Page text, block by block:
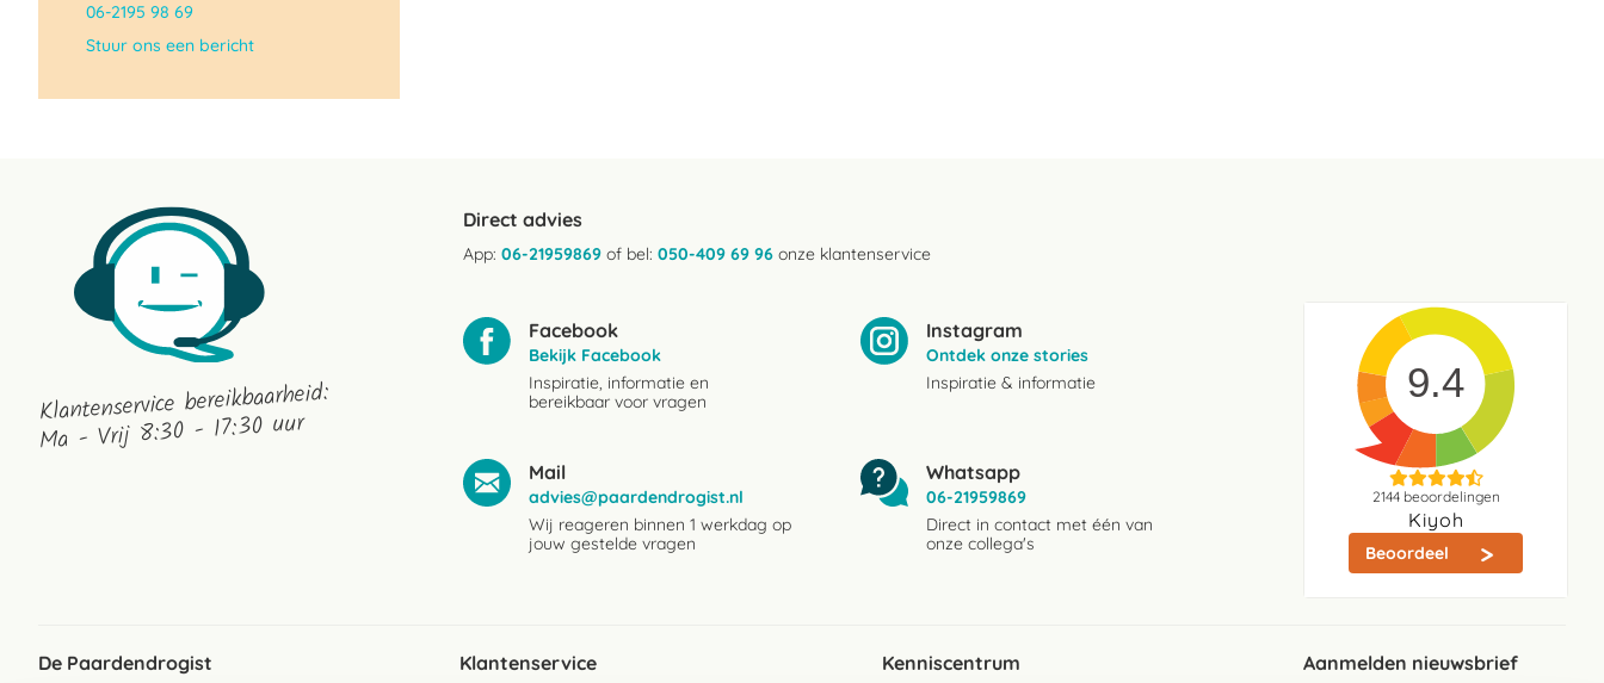
06-2195 98 69
Stuur ons een bericht
Klantenservice bereikbaarheid:
Ma - Vrij 8:30 - 17:30 uur
Direct advies
App: 06-21959869 of bel: 050-409 69 96 onze klantenservice
Facebook
Bekijk Facebook
Inspiratie, informatie en
bereikbaar voor vragen
Instagram
Ontdek onze stories
Inspiratie & informatie
Mail
advies@paardendrogist.nl
Wij reageren binnen 1 werkdag op
jouw gestelde vragen
Whatsapp
06-21959869
Direct in contact met één van
onze collega's
9.4
2144beoordelingen
Kiyoh
Beoordeel
De Paardendrogist Klantenservice Kenniscentrum Aanmelden nieuwsbrief